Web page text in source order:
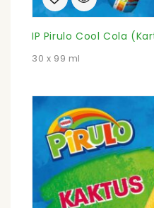
IP Pirulo Cool Cola
30 x 99 ml